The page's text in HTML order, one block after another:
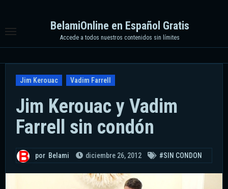
contenido
BelamiOnline en Español Gratis
Accede a todos nuestros contenidos sin límites
Jim Kerouac Vadim Farrell
Jim Kerouac y Vadim
Farrell sin condón
por Belami diciembre 26, 2012 #SIN CONDON